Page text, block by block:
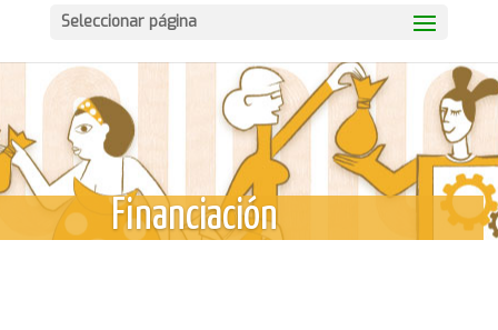
Seleccionar página
Financiación